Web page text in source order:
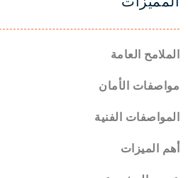
الملامح العامة
مواصفات الأمان
المواصفات الفنية
أهم الميزات